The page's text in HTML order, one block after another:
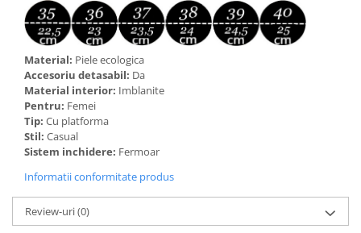
Material: Piele ecologica
Accesoriu detasabil: Da
Material interior: Imblanite
Pentru: Femei
Tip: Cu platforma
Stil: Casual
Sistem inchidere: Fermoar
Informatii conformitate produs
Review-uri(0)